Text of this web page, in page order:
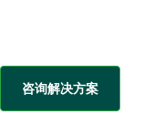
咨询解决方案